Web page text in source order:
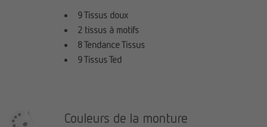
9 Tissus doux
2 tissus à motifs
8 Tendance Tissus
9 Tissus Ted
Couleurs de la monture